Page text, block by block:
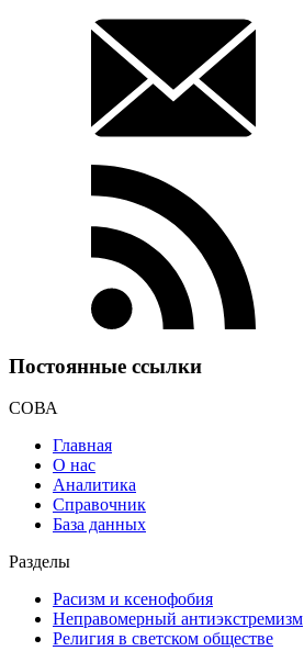
Постоянные ссылки
СОВА
Главная
О нас
Аналитика
Справочник
База данных
Разделы
Расизм и ксенофобия
Неправомерный антиэкстремизм
Религия в светском обществе